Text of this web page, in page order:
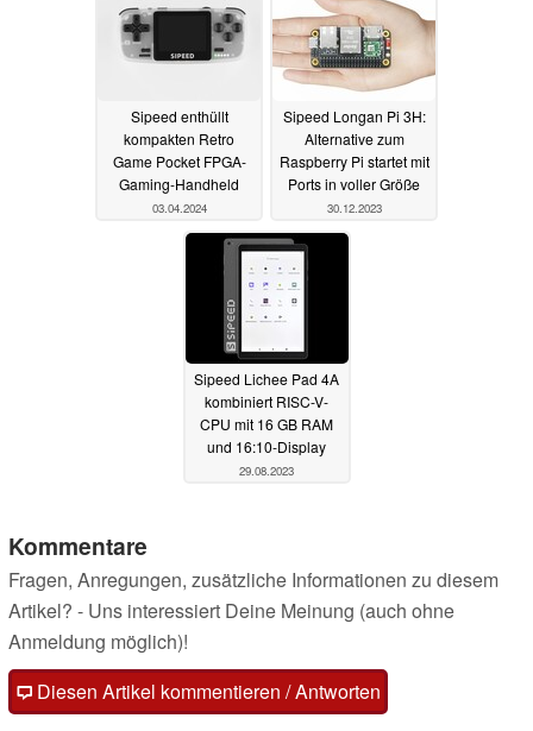
Sipeed enthüllt
kompakten Retro
Game Pocket FPGA-
Gaming-Handheld
03.04.2024
Sipeed Longan Pi 3H:
Alternative zum
Raspberry Pi startet mit
Ports in voller Größe
30.12.2023
Sipeed Lichee Pad 4A
kombiniert RISC-V-
CPU mit 16 GB RAM
und 16:10-Display
29.08.2023
Kommentare
Fragen, Anregungen, zusätzliche Informationen zu diesem
Artikel? - Uns interessiert Deine Meinung (auch ohne
Anmeldung möglich)!
Diesen Artikel kommentieren / Antworten